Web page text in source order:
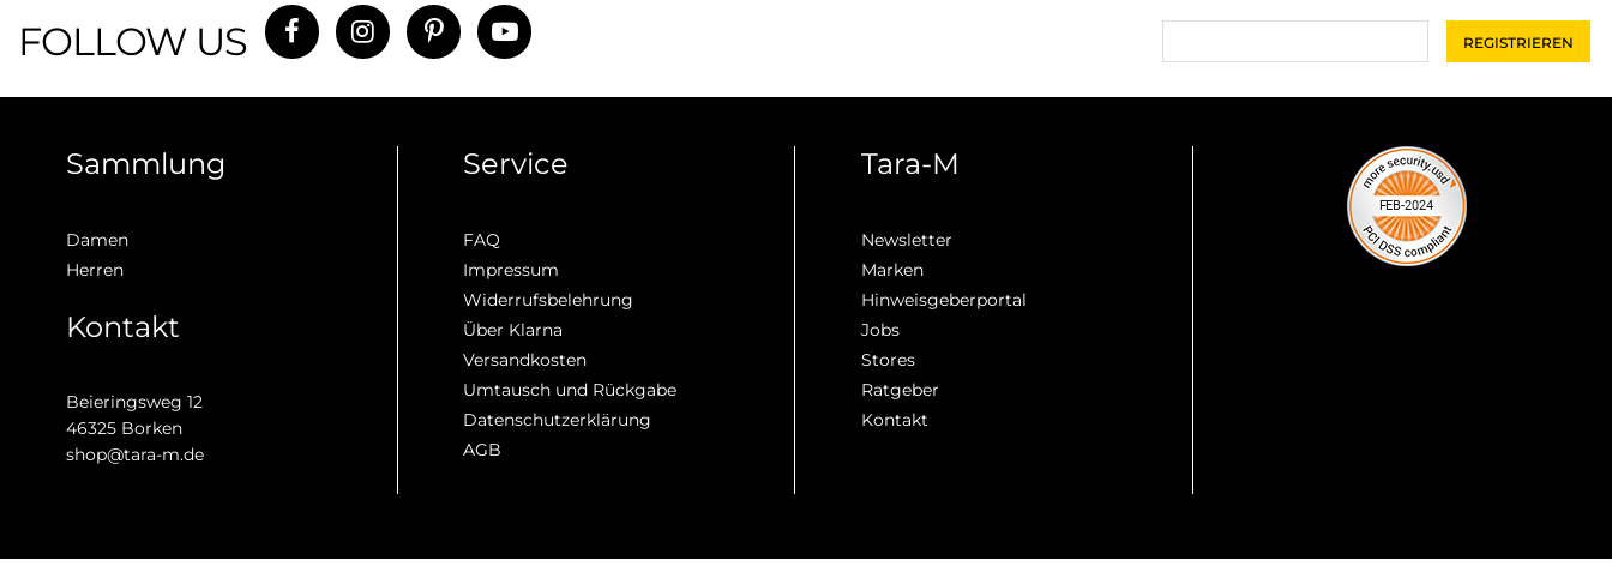
FOLLOW US
Sammlung
Damen
Herren
Kontakt
Beieringsweg 12
46325 Borken
shop@tara-m.de
Service
FAQ
Impressum
Widerrufsbelehrung
Über Klarna
Versandkosten
Umtausch und Rückgabe
Datenschutzerklärung
AGB
Tara-M
Newsletter
Marken
Hinweisgeberportal
Jobs
Stores
Ratgeber
Kontakt